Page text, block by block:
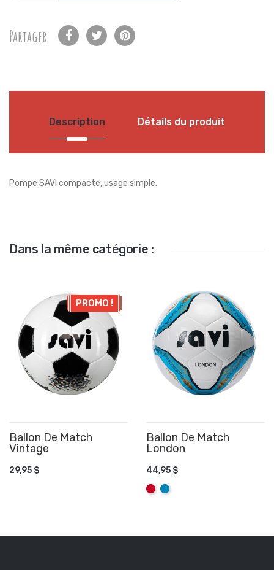
Partager
Description Détails du produit
Pompe SAVI compacte, usage simple.
Dans la même catégorie :
PROMO !
Ballon De Match
Vintage
29,95 $
AJOUTER AU PANIER
Ballon De Match
London
44,95 $
Rouge
Aqua
AJOUTER AU PANIER